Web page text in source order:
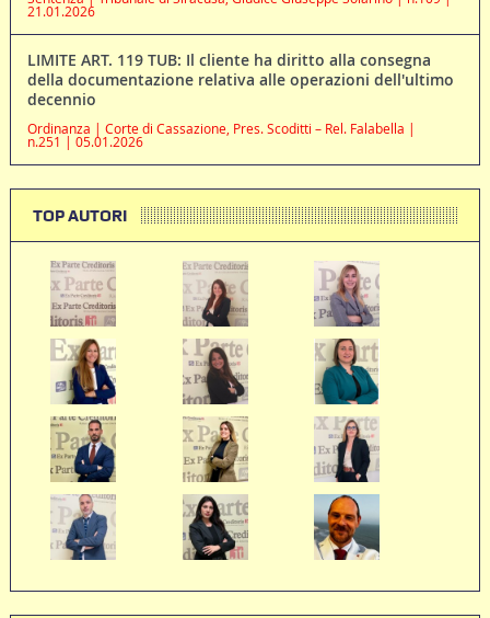
21.01.2026
LIMITE ART. 119 TUB: Il cliente ha diritto alla consegna
della documentazione relativa alle operazioni dell'ultimo
decennio
Ordinanza | Corte di Cassazione, Pres. Scoditti – Rel. Falabella |
n.251 | 05.01.2026
TOP AUTORI